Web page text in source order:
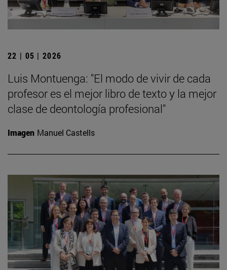
22 | 05 | 2026
Luis Montuenga: "El modo de vivir de cada
profesor es el mejor libro de texto y la mejor
clase de deontología profesional"
Imagen Manuel Castells